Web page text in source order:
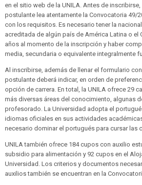
en el sitio web de la UNILA. Antes de
postulante lea atentamente la Convocatoria 49/
con los requisitos. Es necesario tener la
acreditada de algún país de América Latina o el
años al momento de la inscripción y haber
media, secundaria o equivalente integralmente
Al inscribirse, además de llenar el formulario
postulante deberá indicar, en orden de
opción de carrera. En total, la UNILA ofrece 29
más diversas áreas del conocimiento, algunas
profesorado. La Universidad adopta el
idiomas oficiales en sus actividades
necesario dominar el portugués para cursar las
UNILA también ofrece 184 cupos con auxilio
subsidio para alimentación y 92 cupos en el
Universidad. Los criterios y documentos
auxilios también se encuentran en la